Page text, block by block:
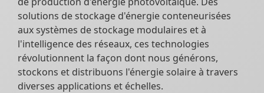
solutions de stockage d'énergie conteneurisées
aux systèmes de stockage modulaires et à
l'intelligence des réseaux, ces technologies
révolutionnent la façon dont nous générons,
stockons et distribuons l'énergie solaire à travers
diverses applications et échelles.